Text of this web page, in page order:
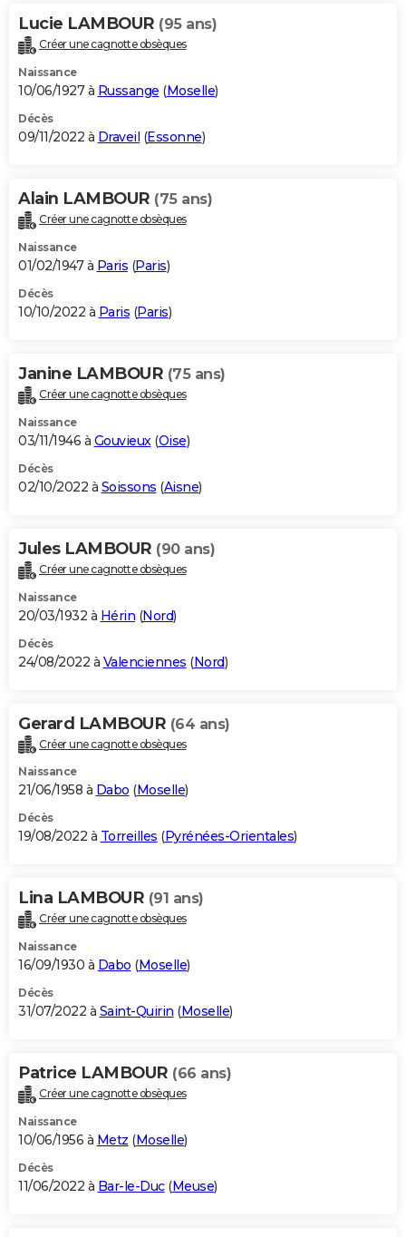
Lucie LAMBOUR (95 ans)
Créer une cagnotte obsèques
Naissance
10/06/1927 à Russange (Moselle)
Décès
09/11/2022 à Draveil (Essonne)
Alain LAMBOUR (75 ans)
Créer une cagnotte obsèques
Naissance
01/02/1947 à Paris (Paris)
Décès
10/10/2022 à Paris (Paris)
Janine LAMBOUR (75 ans)
Créer une cagnotte obsèques
Naissance
03/11/1946 à Gouvieux(Oise)
Décès
02/10/2022 à Soissons (Aisne)
Jules LAMBOUR (90 ans)
Créer une cagnotte obsèques
Naissance
20/03/1932 à Hérin (Nord)
Décès
24/08/2022 à Valenciennes (Nord)
Gerard LAMBOUR (64 ans)
Créer une cagnotte obsèques
Naissance
21/06/1958 à Dabo (Moselle)
Décès
19/08/2022 à Torreilles (Pyrénées-Orientales)
Lina LAMBOUR (91 ans)
Créer une cagnotte obsèques
Naissance
16/09/1930 à Dabo (Moselle)
Décès
31/07/2022 à Saint-Quirin (Moselle)
Patrice LAMBOUR (66 ans)
Créer une cagnotte obsèques
Naissance
10/06/1956 à Metz (Moselle)
Décès
11/06/2022 à Bar-le-Duc(Meuse)